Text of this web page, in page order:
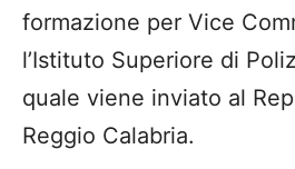
formazione per Vice
l’Istituto Superiore di
quale viene inviato al
Reggio Calabria.